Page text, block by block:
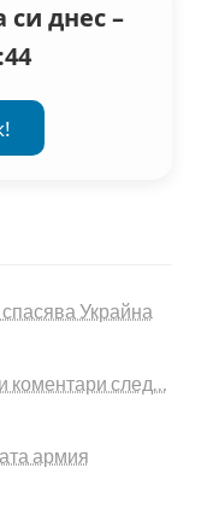
днес –
Украйна
след…
армия